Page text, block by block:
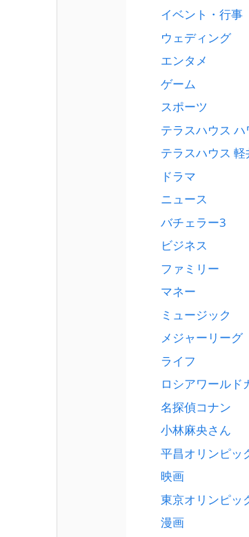
イベント・行事
ウェディング
エンタメ
ゲーム
スポーツ
テラスハウス ハ
テラスハウス 軽
ドラマ
ニュース
バチェラー3
ビジネス
ファミリー
マネー
ミュージック
メジャーリーグ
ライフ
ロシアワールド
名探偵コナン
小林麻央さん
平昌オリンピッ
映画
東京オリンピッ
漫画